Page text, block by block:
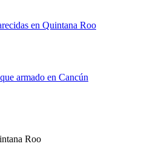
en Quintana Roo
armado en Cancún
Roo